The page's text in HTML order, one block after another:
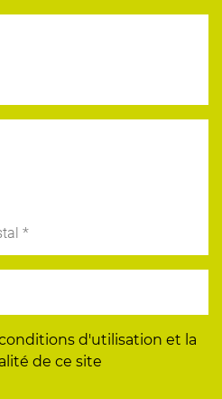
d'utilisation et la
de ce site